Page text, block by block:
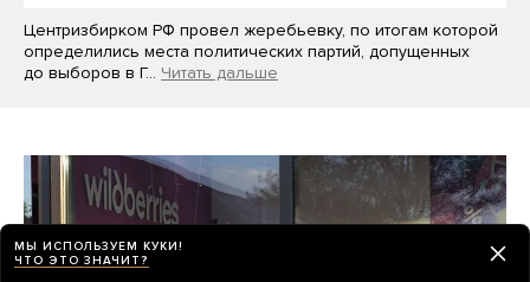
Центризбирком РФ провел жеребьевку, по итогам которой
определились места политических партий, допущенных
до выборов в Г… Читать дальше
МЫ ИСПОЛЬЗУЕМ КУКИ!
ЧТО ЭТО ЗНАЧИТ?